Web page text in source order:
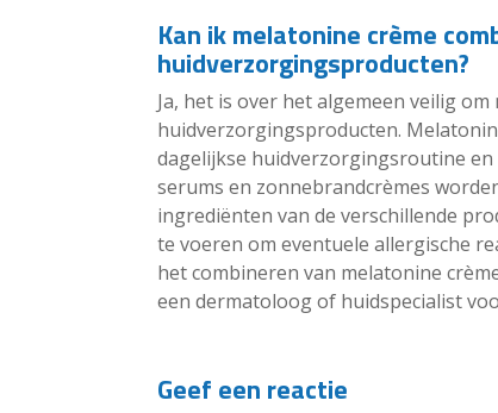
Kan ik melatonine crème
huidverzorgingsproducten?
Ja, het is over het algemeen veilig
huidverzorgingsproducten.
dagelijkse huidverzorgingsroutine
serums en zonnebrandcrèmes
ingrediënten van de verschillende
te voeren om eventuele allergische
het combineren van melatonine
een dermatoloog of huidspecialist
Geef een reactie